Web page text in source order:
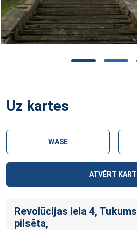
Uz kartes
WASE
ATVĒRT KARTI
Revolūcijas iela 4,
pilsēta,